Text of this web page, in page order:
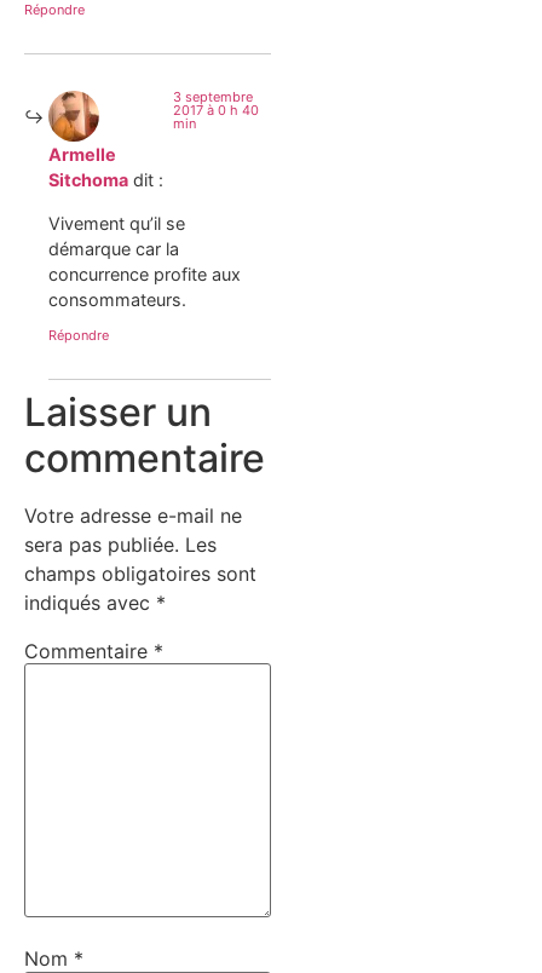
Répondre
Armelle
Sitchoma dit :
3 septembre
2017 à 0 h 40
min
Vivement qu’il se
démarque car la
concurrence profite aux
consommateurs.
Répondre
Laisser un
commentaire
Votre adresse e-mail ne
sera pas publiée. Les
champs obligatoires sont
indiqués avec *
Commentaire *
Nom *